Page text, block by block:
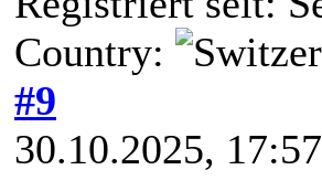
Country:
#9
30.10.2025, 17:57